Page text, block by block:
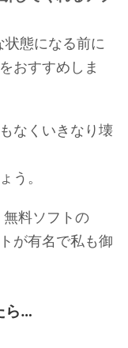
状態になる前に
おすすめしま
なくいきなり壊
う。
料ソフトの
が有名で私も御
ら…